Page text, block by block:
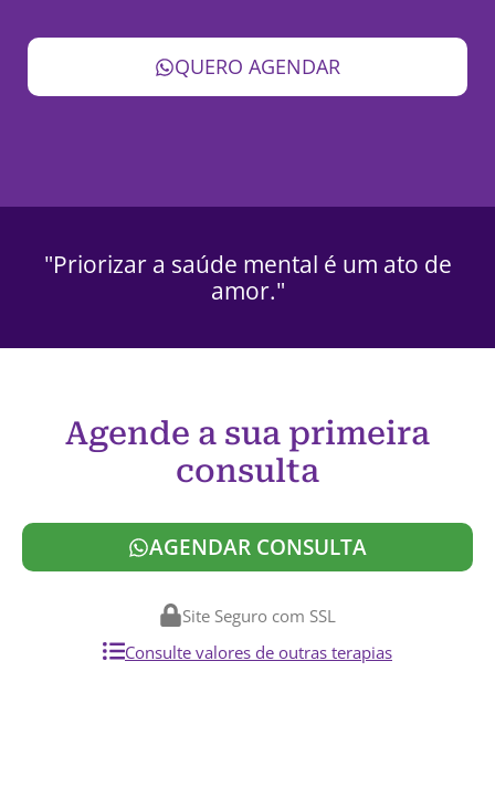
QUERO AGENDAR
"Priorizar a saúde mental é um ato de
amor."
Agende a sua primeira
consulta
AGENDAR CONSULTA
Site Seguro com SSL
Consulte valores de outras terapias